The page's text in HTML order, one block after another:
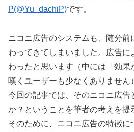
P(@Yu_dachiP)です。
ニコニ広告のシステムも、随分
わってきてしまいました。広告
わったと思います（中には「効果
嘆くユーザーも少なくありません
今回の記事では、そのニコニ広告
か？ということを筆者の考えを提
そのために、ニコニ広告の特徴に